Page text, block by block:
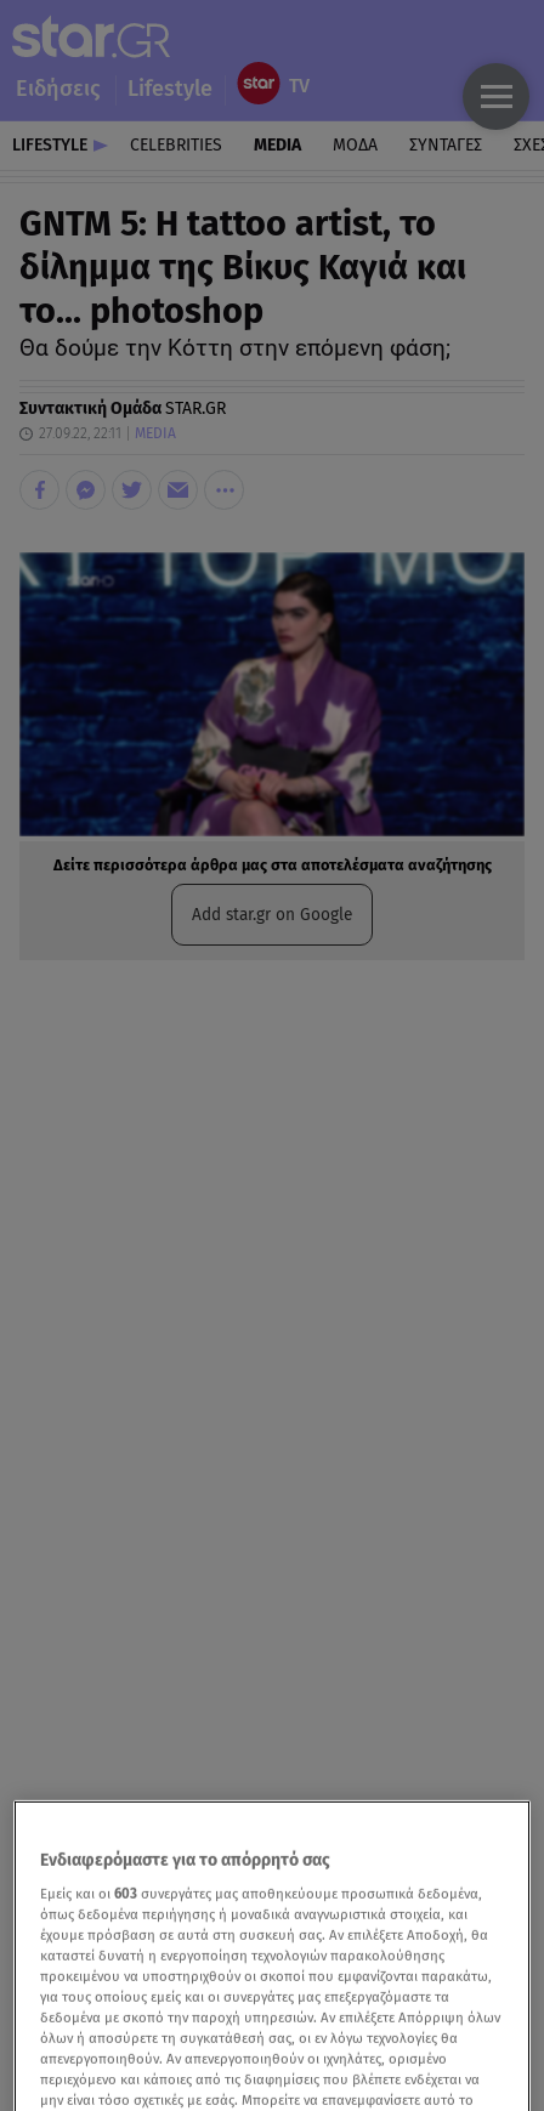
Ειδήσεις Lifestyle
LIFESTYLE CELEBRITIES MEDIA ΜΟΔΑ ΣΥΝΤΑΓΕΣ
GNTM 5: H tattoo artist, το
δίλημμα της Βίκυς Καγιά και
το… photoshop
Θα δούμε την Κόττη στην επόμενη φάση;
Συντακτική ΟμάδαSTAR.GR
27.09.22, 22:11 MEDIA
Δείτε περισσότερα άρθρα μας στα αποτελέσματα αναζήτησης
Add star.gr on Google
Ενδιαφερόμαστε για το απόρρητό σας
Εμείς και οι603 συνεργάτες μας αποθηκεύουμε προσωπικά δεδομένα,
όπως δεδομένα περιήγησης ή μοναδικά αναγνωριστικά στοιχεία, και
έχουμε πρόσβαση σε αυτά στη συσκευή σας. Αν επιλέξετε Αποδοχή, θα
καταστεί δυνατή η ενεργοποίηση τεχνολογιών παρακολούθησης
προκειμένου να υποστηριχθούν οι σκοποί που εμφανίζονται παρακάτω,
για τους οποίους εμείς και οι συνεργάτες μας επεξεργαζόμαστε τα
δεδομένα με σκοπό την παροχή υπηρεσιών. Αν επιλέξετε Απόρριψη όλων
όλων ή αποσύρετε τη συγκατάθεσή σας, οι εν λόγω τεχνολογίες θα
απενεργοποιηθούν. Αν απενεργοποιηθούν οι ιχνηλάτες, ορισμένο
περιεχόμενο και κάποιες από τις διαφημίσεις που βλέπετε ενδέχεται να
μην είναι τόσο σχετικές με εσάς. Μπορείτε να επανεμφανίσετε αυτό το